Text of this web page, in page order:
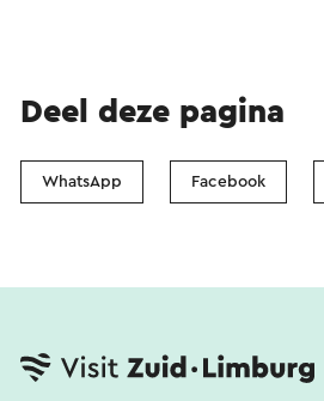
Deel deze pagina
WhatsApp Facebook